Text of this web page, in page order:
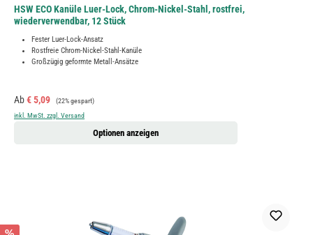
HSW ECO Kanüle Luer-Lock, Chrom-Nickel-Stahl, rostfrei,
wiederverwendbar, 12 Stück
Fester Luer-Lock-Ansatz
Rostfreie Chrom-Nickel-Stahl-Kanüle
Großzügig geformte Metall-Ansätze
Verkaufspreis:
Ab€ 5,09 Regulärer Preis:
(22% gespart)
inkl. MwSt. zzgl. Versand
Optionen anzeigen